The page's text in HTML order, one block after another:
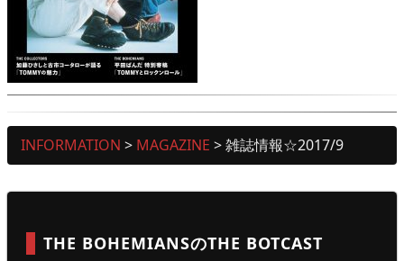
INFORMATION > MAGAZINE >雑誌情報☆2017/9
THE BOHEMIANSのTHE BOTCAST